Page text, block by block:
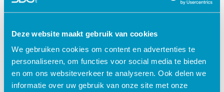
Deze website maakt gebruik van cookies
We gebruiken cookies om content en advertenties te
personaliseren, om functies voor social media te bieden
en om ons websiteverkeer te analyseren. Ook delen we
informatie over uw gebruik van onze site met onze
Praktijkgericht – ontwikkeld samen met
zorgprofessionals
Interactieve en aantrekkelijke leermethoden
24/7 toegang tot lesmateriaal